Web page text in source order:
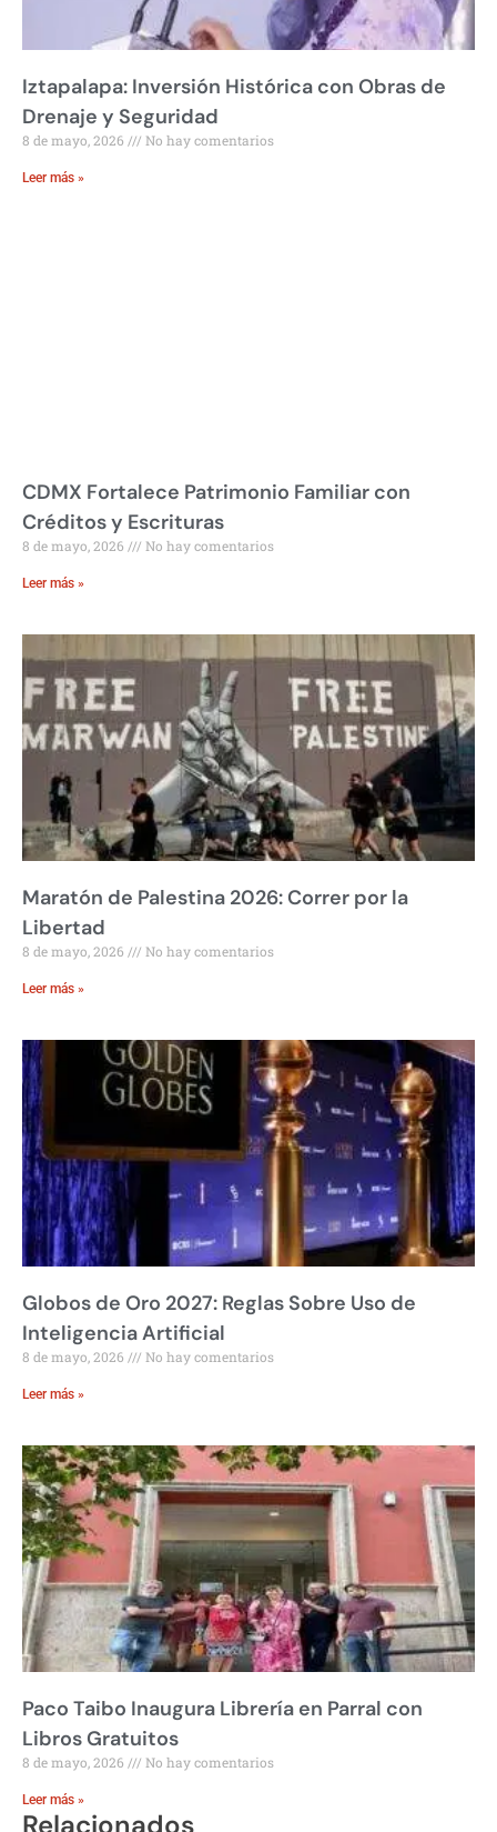
Iztapalapa: Inversión Histórica con Obras de
Drenaje y Seguridad
8 de mayo, 2026 No hay comentarios
Leer más »
CDMX Fortalece Patrimonio Familiar con
Créditos y Escrituras
8 de mayo, 2026 No hay comentarios
Leer más »
Maratón de Palestina 2026: Correr por la
Libertad
8 de mayo, 2026 No hay comentarios
Leer más »
Globos de Oro 2027: Reglas Sobre Uso de
Inteligencia Artificial
8 de mayo, 2026 No hay comentarios
Leer más »
Paco Taibo Inaugura Librería en Parral con
Libros Gratuitos
8 de mayo, 2026 No hay comentarios
Leer más »